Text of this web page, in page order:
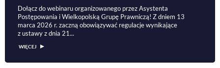
Dołącz do webinaru organizowanego przez Asystenta
Postępowania i Wielkopolską Grupę Prawniczą! Z dniem 13
marca 2026 r. zaczną obowiązywać regulacje wynikające
z ustawy z dnia 21...
WIĘCEJ